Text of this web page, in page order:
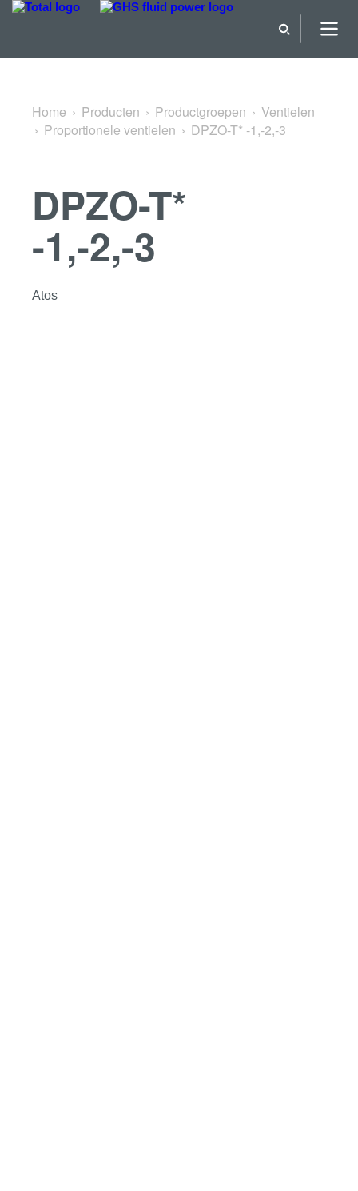
Terug naar Proportionele ventielen
Home Producten Productgroepen
Ventielen
Proportionele ventielen
DPZO-T* -1,-2,-3
DPZO-T*
-1,-2,-3
Atos